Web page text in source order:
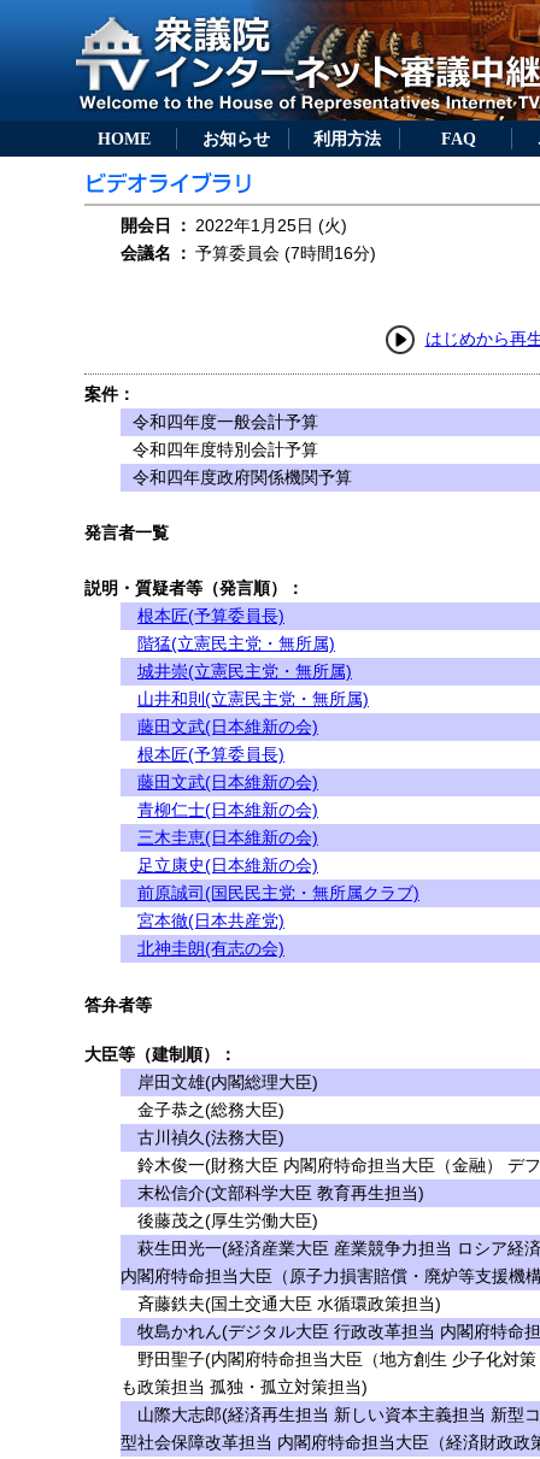
HOME お知らせ 利用方法 FAQ
開会日 ： 2022年1月25日 (火)
会議名
： 予算委員会 (7時間16分)
はじめから再
案件：
令和四年度一般会計予算
令和四年度特別会計予算
令和四年度政府関係機関予算
発言者一覧
説明・質疑者等（発言順）：
根本匠(予算委員長)
階猛(立憲民主党・無所属)
城井崇(立憲民主党・無所属)
山井和則(立憲民主党・無所属)
藤田文武(日本維新の会)
根本匠(予算委員長)
藤田文武(日本維新の会)
青柳仁士(日本維新の会)
三木圭恵(日本維新の会)
足立康史(日本維新の会)
前原誠司(国民民主党・無所属クラブ)
宮本徹(日本共産党)
北神圭朗(有志の会)
答弁者等
大臣等（建制順）：
岸田文雄(内閣総理大臣)
金子恭之(総務大臣)
古川禎久(法務大臣)
鈴木俊一(財務大臣 内閣府特命担当大臣（金融） デ
末松信介(文部科学大臣 教育再生担当)
後藤茂之(厚生労働大臣)
萩生田光一(経済産業大臣 産業競争力担当 ロシア経
内閣府特命担当大臣（原子力損害賠償・廃炉等支援機
斉藤鉄夫(国土交通大臣 水循環政策担当)
牧島かれん(デジタル大臣 行政改革担当 内閣府特命
野田聖子(内閣府特命担当大臣（地方創生 少子化対
も政策担当 孤独・孤立対策担当)
山際大志郎(経済再生担当 新しい資本主義担当 新型
型社会保障改革担当 内閣府特命担当大臣（経済財政政